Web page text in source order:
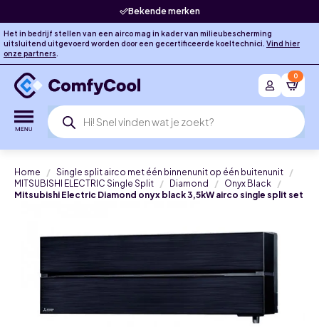
Bekende merken
Het in bedrijf stellen van een airco mag in kader van milieubescherming
uitsluitend uitgevoerd worden door een gecertificeerde koeltechnici. Vind hier
onze partners.
Producten
zoeken
0
Home
Single split airco met één binnenunit op één buitenunit
MITSUBISHI ELECTRIC Single Split
Diamond
Onyx Black
Mitsubishi Electric Diamond onyx black 3,5kW airco single split set